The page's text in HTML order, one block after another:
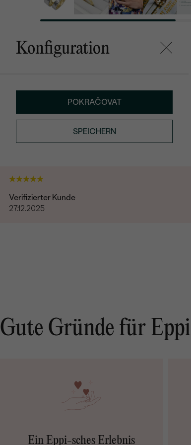
Konfiguration
POKRAČOVAT
SPEICHERN
Verifizierter Kunde
27.12.2025
Gute Gründe für Eppi
Ein Eppi-sches Erlebnis